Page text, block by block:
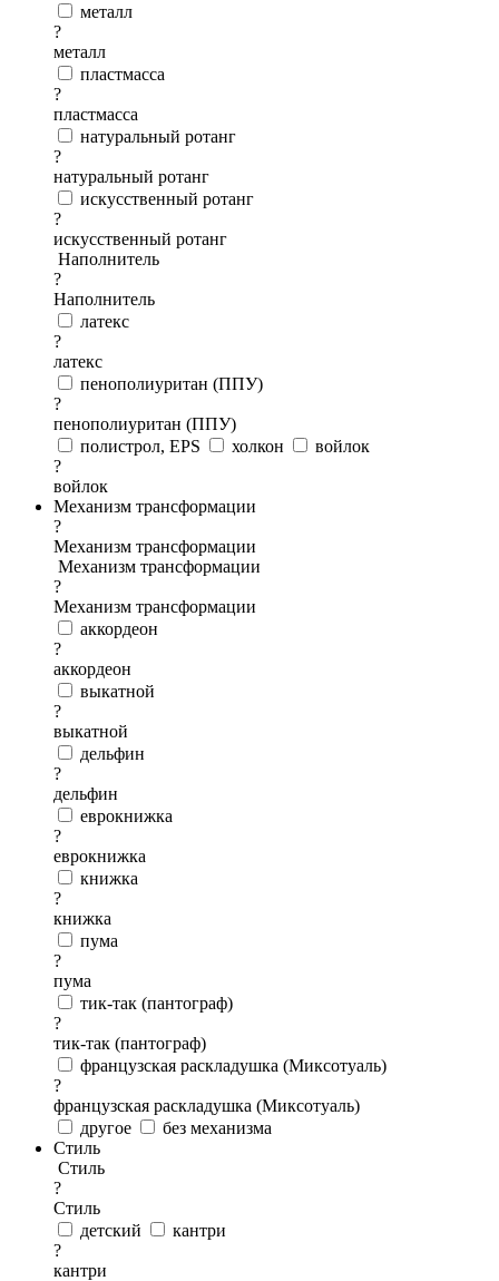
металл
?
металл
пластмасса
?
пластмасса
натуральный ротанг
?
натуральный ротанг
искусственный ротанг
?
искусственный ротанг
Наполнитель
?
Наполнитель
латекс
?
латекс
пенополиуритан (ППУ)
?
пенополиуритан (ППУ)
полистрол, EPS
холкон
войлок
?
войлок
Механизм трансформации
?
Механизм трансформации
Механизм трансформации
?
Механизм трансформации
аккордеон
?
аккордеон
выкатной
?
выкатной
дельфин
?
дельфин
еврокнижка
?
еврокнижка
книжка
?
книжка
пума
?
пума
тик-так (пантограф)
?
тик-так (пантограф)
французская раскладушка (Миксотуаль)
?
французская раскладушка (Миксотуаль)
другое
без механизма
Стиль
Стиль
?
Стиль
детский
кантри
?
кантри